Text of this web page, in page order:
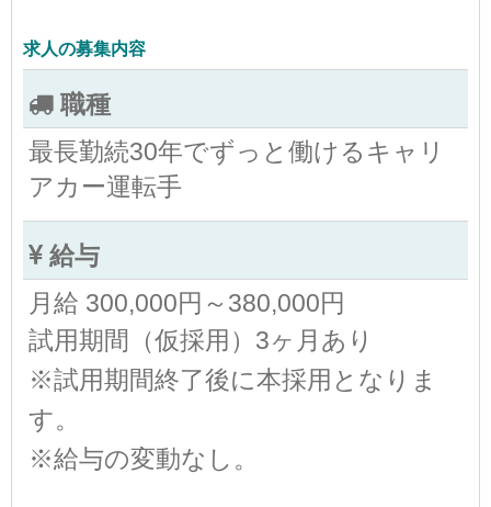
求人の募集内容
職種
最長勤続30年でずっと働けるキャリ
アカー運転手
給与
月給 300,000円～380,000円
試用期間（仮採用）3ヶ月あり
※試用期間終了後に本採用となりま
す。
※給与の変動なし。